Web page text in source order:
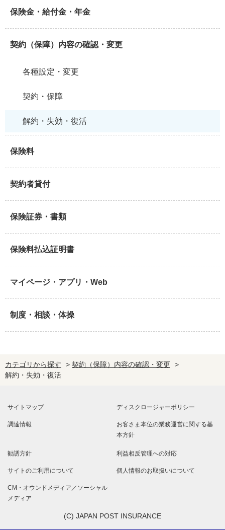
保険金・給付金・年金
契約（保障）内容の確認・変更
各種設定・変更
契約・保障
解約・失効・復活
保険料
契約者貸付
保険証券・書類
保険料払込証明書
マイページ・アプリ・Web
制度・相談・体操
カテゴリから探す > 契約（保障）内容の確認・変更
>
解約・失効・復活
サイトマップ ディスクロージャーポリシー
調達情報 お客さま本位の業務運営に関する基
本方針
勧誘方針 利益相反管理への対応
サイトのご利用について 個人情報のお取扱いについて
CM・オウンドメディア／ソーシャル
メディア
(C) JAPAN POST INSURANCE